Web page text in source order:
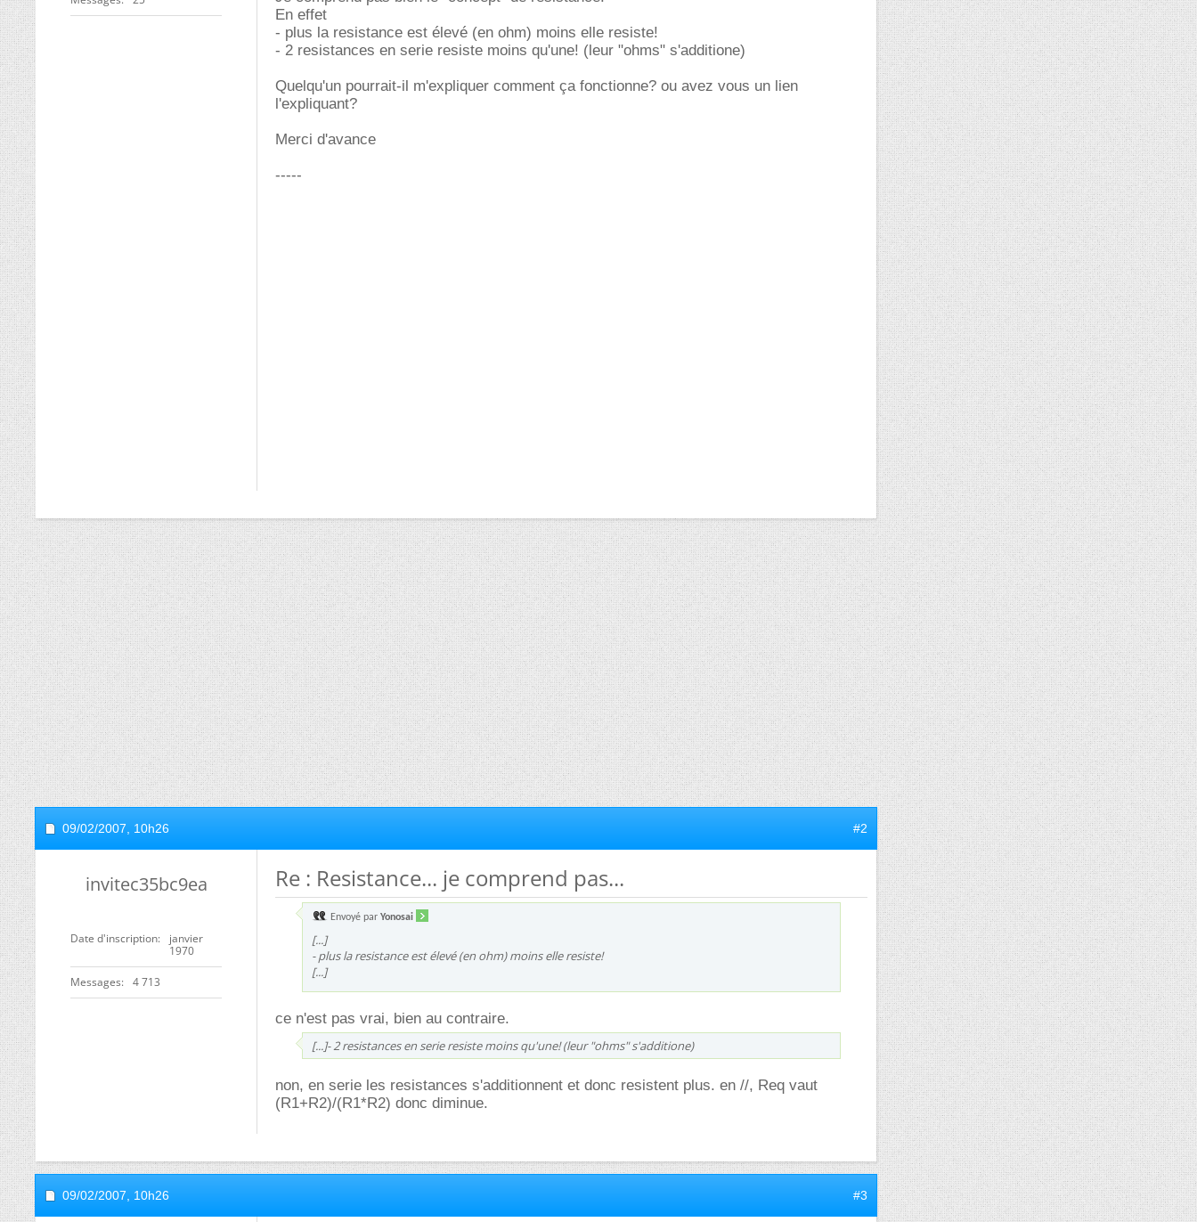
En effet
- plus la resistance est élevé (en ohm) moins elle resiste!
- 2 resistances en serie resiste moins qu'une! (leur "ohms" s'additione)
Quelqu'un pourrait-il m'expliquer comment ça fonctionne? ou avez vous un lien
l'expliquant?
Merci d'avance
-----
09/02/2007, 10h26 #2
invitec35bc9ea
Date d'inscription
janvier
1970
Messages 4 713
Re : Resistance... je comprend pas...
Envoyé par Yonosai
[...]
- plus la resistance est élevé (en ohm) moins elle resiste!
[...]
ce n'est pas vrai, bien au contraire.
[...]- 2 resistances en serie resiste moins qu'une! (leur "ohms" s'additione)
non, en serie les resistances s'additionnent et donc resistent plus. en //, Req vaut
(R1+R2)/(R1*R2) donc diminue.
09/02/2007, 10h26 #3